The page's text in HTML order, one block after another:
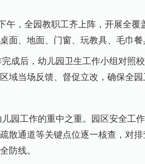
午， 全园教职工齐上阵，开展全覆
面、地面、门窗、玩教具、毛巾
成后，幼儿园卫生工作小组对照
域当场反馈、督促立改，确保全
园工作的重中之重。园区安全工
散通道等关键点位逐一核查，对
防线。